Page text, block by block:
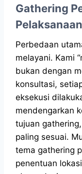
Gathering
Pelaksanaan
Perbedaan
melayani. Kami
bukan dengan
konsultasi,
eksekusi
mendengarkan
tujuan
paling sesuai.
tema gathering
penentuan